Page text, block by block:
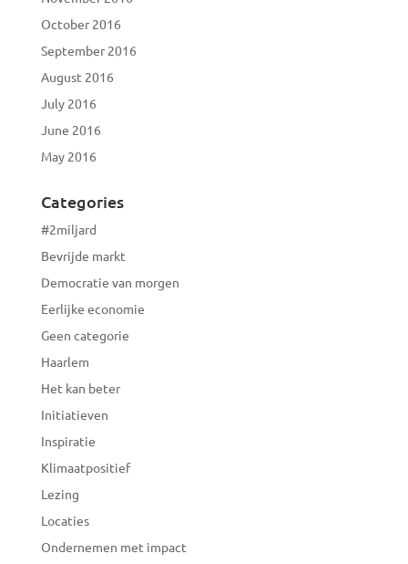
October 2016
September 2016
August 2016
July 2016
June 2016
May 2016
Categories
#2miljard
Bevrijde markt
Democratie van morgen
Eerlijke economie
Geen categorie
Haarlem
Het kan beter
Initiatieven
Inspiratie
Klimaatpositief
Lezing
Locaties
Ondernemen met impact